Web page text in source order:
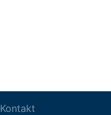
Kontakt